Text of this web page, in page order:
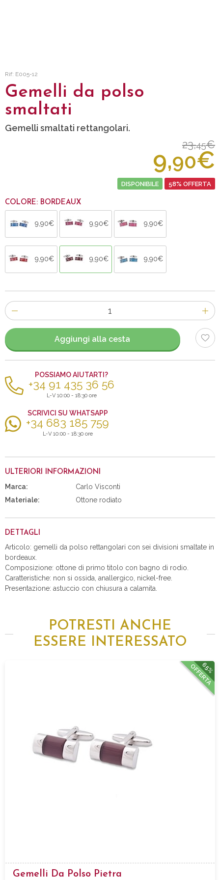
Rif: E005-12
Gemelli da polso
smaltati
Gemelli smaltati rettangolari.
23,45€
9,90€
DISPONIBILE 58% OFFERTA
COLORE: BORDEAUX
9,90€ 9,90€ 9,90€
9,90€ 9,90€ 9,90€
Numero
di
articoli
Aggiungi alla cesta
POSSIAMO AIUTARTI?
+34 91 435 36 56
L-V 10:00 - 18:30 ore
SCRIVICI SU WHATSAPP
+34 683 185 759
L-V 10:00 - 18:30 ore
ULTERIORI INFORMAZIONI
Marca:
Carlo Visconti
Materiale:
Ottone rodiato
DETTAGLI
Articolo: gemelli da polso rettangolari con sei divisioni smaltate in
bordeaux.
Composizione: ottone di primo titolo con bagno di rodio.
Caratteristiche: non si ossida, anallergico, nickel-free.
Presentazione: astuccio con chiusura a calamita.
POTRESTI ANCHE
ESSERE INTERESSATO
65%
OFFERTA
Gemelli Da Polso Pietra